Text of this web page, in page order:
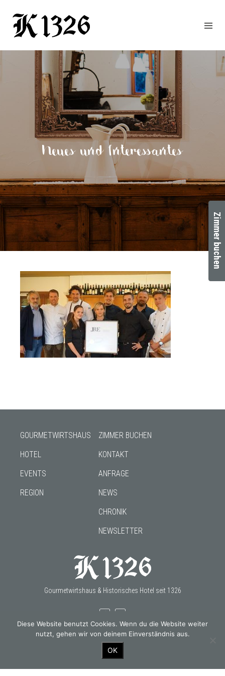
HOTEL
EVENTS
CHRONIK
Neues und Interessantes
GOURMETWIRTSHAUS
HOTEL
EVENTS
REGION
ZIMMER BUCHEN
KONTAKT
ANFRAGE
NEWS
CHRONIK
NEWSLETTER
Gourmetwirtshaus & Historisches Hotel seit 1326
OUR PARTNERS
Zimmer buchen
Diese Website benutzt Cookies. Wenn du die Website weiter
nutzt, gehen wir von deinem Einverständnis aus.
OK